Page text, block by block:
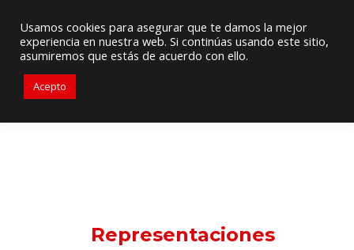
+56976 264279 ventas@primelines-hvac.cl
Representaciones
Usamos cookies para asegurar que te damos la mejor
experiencia en nuestra web. Si continúas usando este sitio,
asumiremos que estás de acuerdo con ello.
Acepto